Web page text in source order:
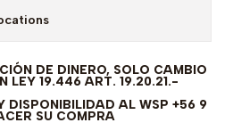
DE DINERO, SOLO CAMBIO
LEY 19.446 ART. 19.20.21.-
DISPONIBILIDAD AL WSP +56 9
SU COMPRA